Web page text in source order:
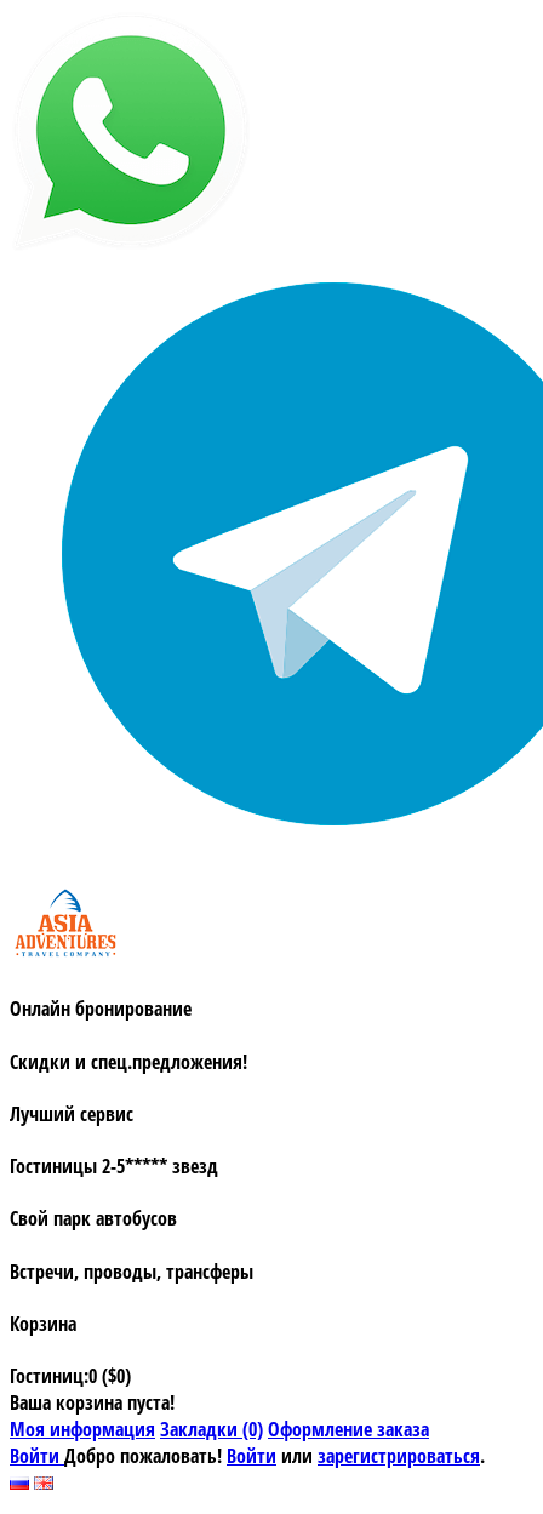
Онлайн бронирование
Скидки и спец.предложения!
Лучший сервис
Гостиницы 2-5***** звезд
Свой парк автобусов
Встречи, проводы, трансферы
Корзина
Гостиниц:0 ($0)
Ваша корзина пуста!
Моя информация Закладки (0)Оформление заказа
Войти Добро пожаловать! Войти или зарегистрироваться.